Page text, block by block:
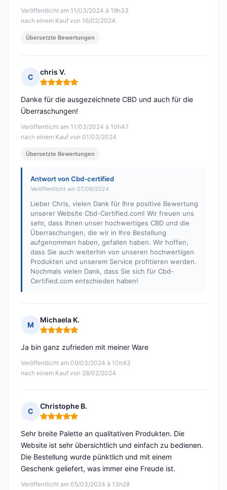
Veröffentlicht am 11/03/2024 à 19h33
nach einem Kauf von 16/02/2024
Übersetzte Bewertungen
C
chris V.
Hinweis: 5 von 5
Veröffentlicht am 11/03/2024 à 10h47
nach einem Kauf von 01/03/2024
Danke für die ausgezeichnete CBD und auch für die
Überraschungen!
Übersetzte Bewertungen
Antwort von Cbd-certified
Veröffentlicht am 07/09/2024
Lieber Chris, vielen Dank für Ihre positive Bewertung
unserer Website Cbd-Certified.com! Wir freuen uns
sehr, dass Ihnen unser hochwertiges CBD und die
Überraschungen, die wir in Ihre Bestellung
aufgenommen haben, gefallen haben. Wir hoffen,
dass Sie auch weiterhin von unseren hochwertigen
Produkten und unserem Service profitieren werden.
Nochmals vielen Dank, dass Sie sich für Cbd-
Certified.com entschieden haben!
M
Michaela K.
Hinweis: 5 von 5
Veröffentlicht am 09/03/2024 à 10h43
nach einem Kauf von 28/02/2024
Ja bin ganz zufrieden mit meiner Ware
C
Christophe B.
Hinweis: 5 von 5
Veröffentlicht am 05/03/2024 à 13h28
Sehr breite Palette an qualitativen Produkten. Die
Website ist sehr übersichtlich und einfach zu bedienen.
Die Bestellung wurde pünktlich und mit einem
Geschenk geliefert, was immer eine Freude ist.